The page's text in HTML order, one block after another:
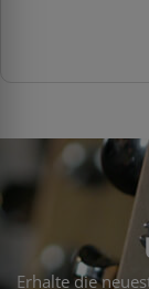
Erhalte die